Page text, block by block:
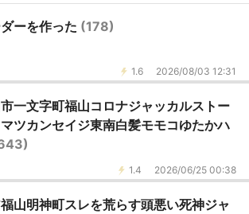
ーを作った (178)
1.6 2026/08/03 12:31
一文字町福山コロナジャッカルストー
ツカンセイジ東南白髪モモコゆたかハ
1.4 2026/06/25 00:38
山明神町スレを荒らす頭悪い死神ジャ